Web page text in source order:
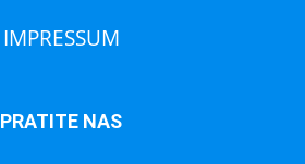
IMPRESSUM
PRATITE NAS